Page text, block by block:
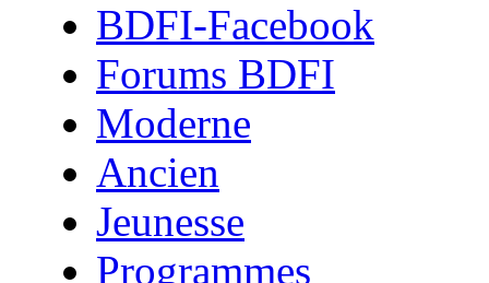
BDFI-Facebook
Forums BDFI
Moderne
Ancien
Jeunesse
Programmes